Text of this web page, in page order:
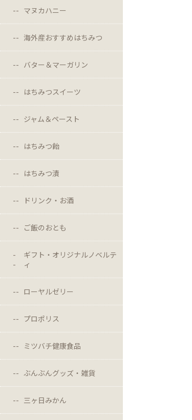
マヌカハニー
海外産おすすめはちみつ
バター＆マーガリン
はちみつスイーツ
ジャム＆ペースト
はちみつ飴
はちみつ漬
ドリンク・お酒
ご飯のおとも
ギフト・オリジナルノベルテ
ィ
ローヤルゼリー
プロポリス
ミツバチ健康食品
ぶんぶんグッズ・雑貨
三ヶ日みかん